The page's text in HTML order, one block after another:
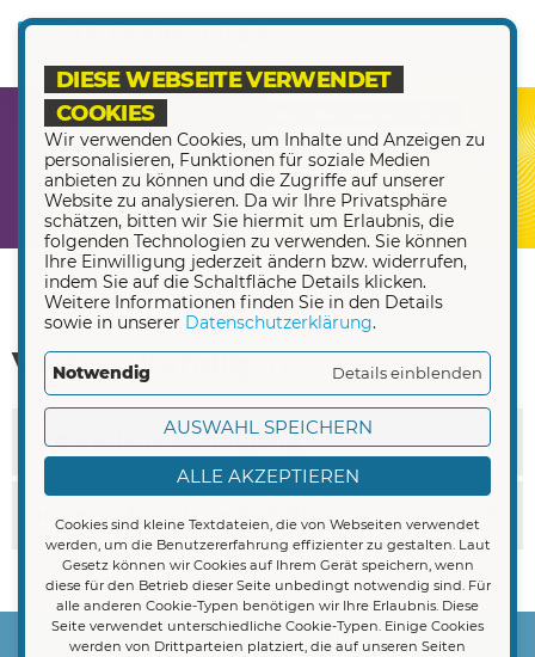
DIESE WEBSEITE VERWENDET
COOKIES
Wir verwenden Cookies, um Inhalte und Anzeigen zu
personalisieren, Funktionen für soziale Medien
anbieten zu können und die Zugriffe auf unserer
Website zu analysieren. Da wir Ihre Privatsphäre
schätzen, bitten wir Sie hiermit um Erlaubnis, die
folgenden Technologien zu verwenden. Sie können
Ihre Einwilligung jederzeit ändern bzw. widerrufen,
indem Sie auf die Schaltfläche Details klicken.
Weitere Informationen finden Sie in den Details
sowie in unserer Datenschutzerklärung.
Notwendig Details einblenden
AUSWAHL SPEICHERN
ALLE AKZEPTIEREN
Cookies sind kleine Textdateien, die von Webseiten verwendet
werden, um die Benutzererfahrung effizienter zu gestalten. Laut
Gesetz können wir Cookies auf Ihrem Gerät speichern, wenn
diese für den Betrieb dieser Seite unbedingt notwendig sind. Für
alle anderen Cookie-Typen benötigen wir Ihre Erlaubnis. Diese
Seite verwendet unterschiedliche Cookie-Typen. Einige Cookies
werden von Drittparteien platziert, die auf unseren Seiten
Vertrag kündigen
ordentliche Kündigung
außerordentliche Kündigung